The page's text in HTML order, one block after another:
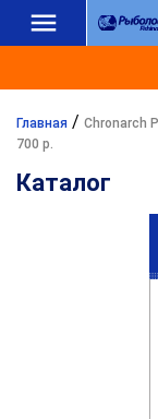
Главная / Chronarch
700 р.
Каталог